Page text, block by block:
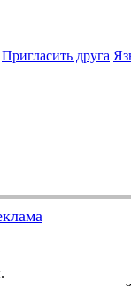
Пригласить друга